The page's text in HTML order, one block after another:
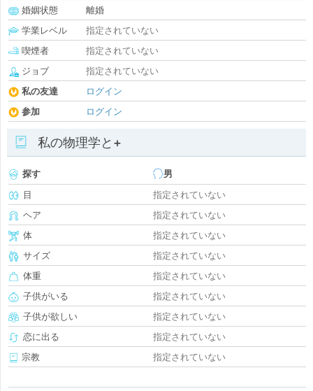
婚姻状態
離婚
学業レベル
指定されていない
喫煙者
指定されていない
ジョブ
指定されていない
私の友達
ログイン
参加
ログイン
私の物理学と+
探す
男
目
指定されていない
ヘア
指定されていない
体
指定されていない
サイズ
指定されていない
体重
指定されていない
子供がいる
指定されていない
子供が欲しい
指定されていない
恋に出る
指定されていない
宗教
指定されていない